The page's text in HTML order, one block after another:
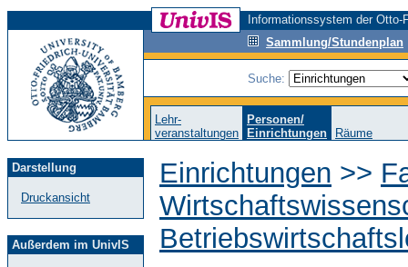
Informationssystem der
Sammlung/Stundenplan
Suche:
Lehr-
veranstaltungen
Personen/
Einrichtungen
Räume
Darstellung
Druckansicht
Außerdem im UnivIS
Einrichtungen >>